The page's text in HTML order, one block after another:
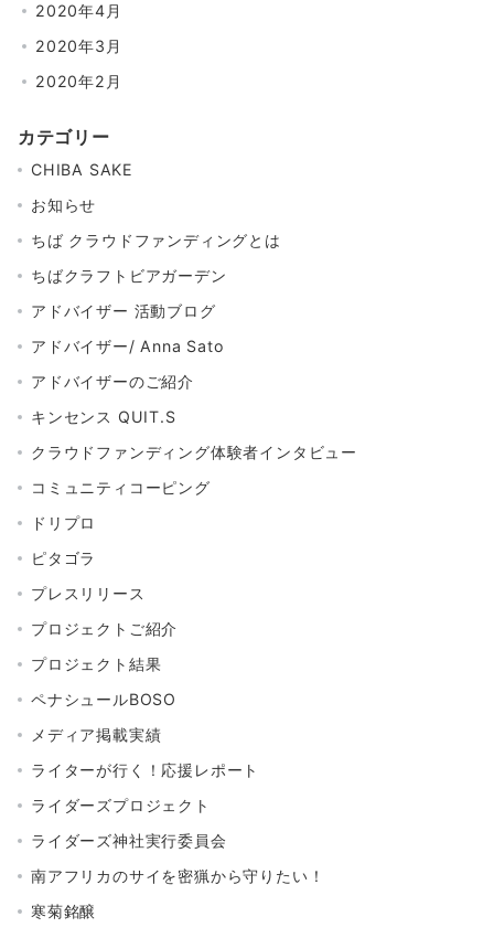
2020年4月
2020年3月
2020年2月
カテゴリー
CHIBA SAKE
お知らせ
ちば クラウドファンディングとは
ちばクラフトビアガーデン
アドバイザー 活動ブログ
アドバイザー/ Anna Sato
アドバイザーのご紹介
キンセンス QUIT.S
クラウドファンディング体験者インタビュー
コミュニティコーピング
ドリプロ
ピタゴラ
プレスリリース
プロジェクトご紹介
プロジェクト結果
ペナシュールBOSO
メディア掲載実績
ライターが行く！応援レポート
ライダーズプロジェクト
ライダーズ神社実行委員会
南アフリカのサイを密猟から守りたい！
寒菊銘醸